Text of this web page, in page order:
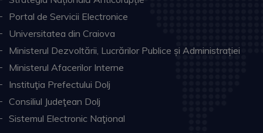
Portal de Servicii Electronice
Universitatea din Craiova
Ministerul Dezvoltării, Lucrărilor Publice și Administrației
Ministerul Afacerilor Interne
Instituţia Prefectului Dolj
Consiliul Judeţean Dolj
Sistemul Electronic Naţional